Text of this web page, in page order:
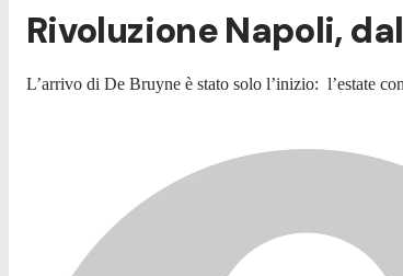
Rivoluzione Napoli,
L’arrivo di De Bruyne è stato solo l’inizio: l’estate